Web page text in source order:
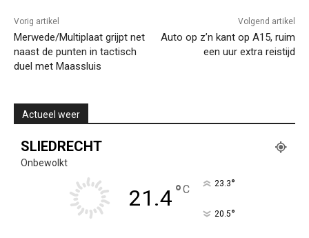
Vorig artikel
Merwede/Multiplaat grijpt net
naast de punten in tactisch
duel met Maassluis
Volgend artikel
Auto op z’n kant op A15, ruim
een uur extra reistijd
Actueel weer
SLIEDRECHT
Onbewolkt
21.4°C 23.3°
20.5°